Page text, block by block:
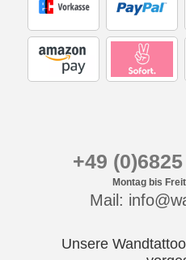
+49
Montag bis
Mail:
Unsere